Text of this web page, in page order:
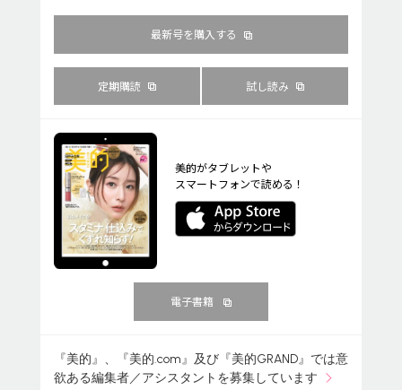
最新号を購入する
定期購読 試し読み
美的がタブレットや
スマートフォンで読める！
電子書籍
『美的』、『美的.com』及び『美的GRAND』では意
欲ある編集者／アシスタントを募集しています